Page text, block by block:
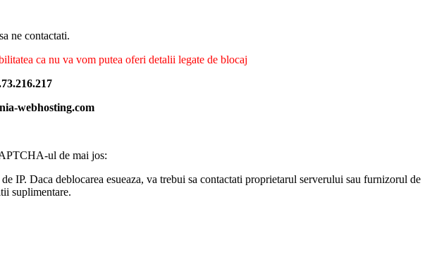
ne contactati.
ca nu va vom putea oferi detalii legate de blocaj
webhosting.com
ul de mai jos:
IP. Daca deblocarea esueaza, va trebui sa contactati proprietarul serverului sau furnizorul de
suplimentare.